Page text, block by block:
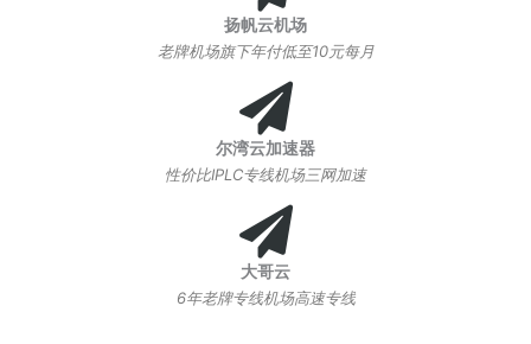
扬帆云机场
老牌机场旗下年付低至10元每月
尔湾云加速器
性价比IPLC专线机场三网加速
大哥云
6年老牌专线机场高速专线